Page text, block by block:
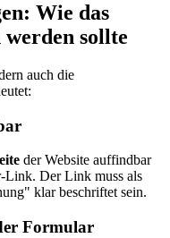
Wie das
sollte
auch die
der Website auffindbar
Link. Der Link muss als
klar beschriftet sein.
Formular